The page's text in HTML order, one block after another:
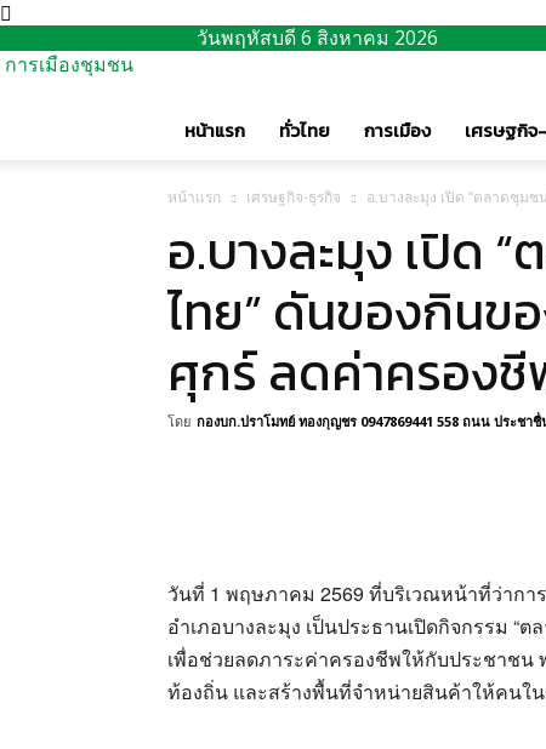
วันพฤหัสบดี 6 สิงหาคม 2026
การเมืองชุมชน
หน้าแรก ทั่วไทย การเมือง เศรษฐกิจ
หน้าแรก เศรษฐกิจ-ธุรกิจ อ.บางละมุง เปิด “ตลาดชุม
อ.บางละมุง เปิด
ไทย” ดันของกินข
ศุกร์ ลดค่าครองชี
โดย กองบก.ปราโมทย์ ทองกุญชร 0947869441 558 ถนน ประชาชื่
วันที่ 1 พฤษภาคม 2569 ที่บริเวณหน้าที่ว่ากา
อำเภอบางละมุง เป็นประธานเปิดกิจกรรม “
เพื่อช่วยลดภาระค่าครองชีพให้กับประชาชน
ท้องถิ่น และสร้างพื้นที่จำหน่ายสินค้าให้คนใ